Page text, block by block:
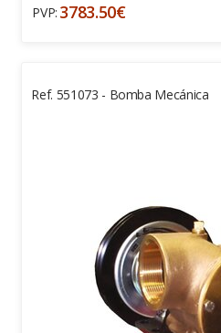
PVP: 3783.50€
Ref. 551073 - Bomba Mecánica